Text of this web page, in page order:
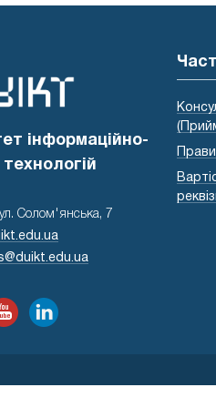
інформаційно-
технологій
Солом'янська, 7